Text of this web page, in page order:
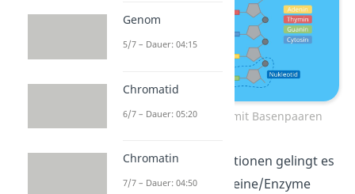
DNA Doppelstrang mit Basenpaaren
Mithilfe der Informationen gelingt es
unseren Zellen Proteine/Enzyme
Genom
5/7 – Dauer: 04:15
Chromatid
6/7 – Dauer: 05:20
Chromatin
7/7 – Dauer: 04:50